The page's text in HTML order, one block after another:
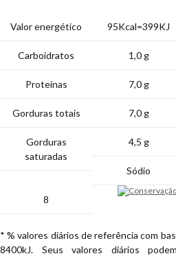
Valor energético 95Kcal=399KJ
Carboidratos 1,0 g
Proteínas 7,0 g
Gorduras totais 7,0 g
Gorduras
saturadas
4,5 g
Sódio
8
* % valores diários de referência com
8400kJ. Seus valores diários